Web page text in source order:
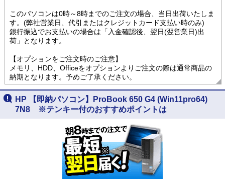
このパソコンは0時～8時までのご注文の場合、当日出荷いたしま
す。(弊社営業日、代引またはクレジットカード支払い時のみ)
銀行振込でお支払いの場合は「入金確認後、翌日(翌営業日)出
荷」となります。
【オプションをご注文時のご注意】
メモリ、HDD、Officeをオプションよりご注文の際は通常商品の
納期となります。予めご了承ください。
HP 【即納パソコン】ProBook 650 G4 (Win11pro64)
7N8 ※テンキー付のおすすめポイントは